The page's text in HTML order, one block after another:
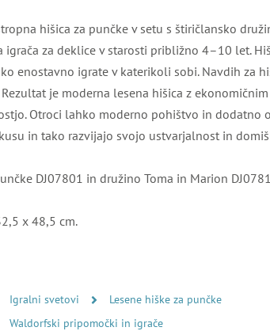
hišica za punčke v setu s štiričlansko
igrača za deklice v starosti približno 4–10 let.
enostavno igrate v katerikoli sobi. Navdih za
je moderna lesena hišica z
Otroci lahko moderno pohištvo in dodatno
in tako razvijajo svojo ustvarjalnost in
DJ07801 in družino Toma in Marion
x 48,5 cm.
Igralni svetovi
Lesene hiške za punčke
Waldorfski pripomočki in igrače